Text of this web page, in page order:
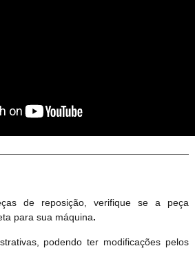
de reposição, verifique se a peça
para sua máquina.
podendo ter modificações pelos